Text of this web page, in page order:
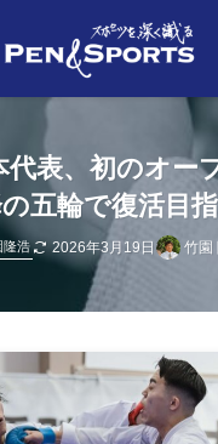
代表、初のオー
五輪で復活目
隆浩 2026年3月19日 竹園